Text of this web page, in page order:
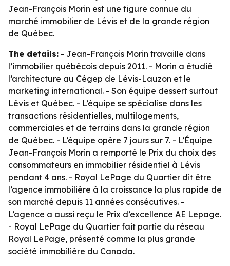
Jean-François Morin est une figure connue du
marché immobilier de Lévis et de la grande région
de Québec.
The details: - Jean-François Morin travaille dans
l’immobilier québécois depuis 2011. - Morin a étudié
l’architecture au Cégep de Lévis-Lauzon et le
marketing international. - Son équipe dessert surtout
Lévis et Québec. - L’équipe se spécialise dans les
transactions résidentielles, multilogements,
commerciales et de terrains dans la grande région
de Québec. - L’équipe opère 7 jours sur 7. - L’Équipe
Jean-François Morin a remporté le Prix du choix des
consommateurs en immobilier résidentiel à Lévis
pendant 4 ans. - Royal LePage du Quartier dit être
l’agence immobilière à la croissance la plus rapide de
son marché depuis 11 années consécutives. -
L’agence a aussi reçu le Prix d’excellence AE Lepage.
- Royal LePage du Quartier fait partie du réseau
Royal LePage, présenté comme la plus grande
société immobilière du Canada.